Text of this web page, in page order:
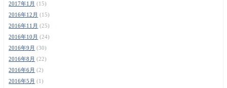
2017年1月 (15)
2016年12月 (15)
2016年11月 (25)
2016年10月 (24)
2016年9月 (30)
2016年8月 (22)
2016年6月 (2)
2016年5月 (1)